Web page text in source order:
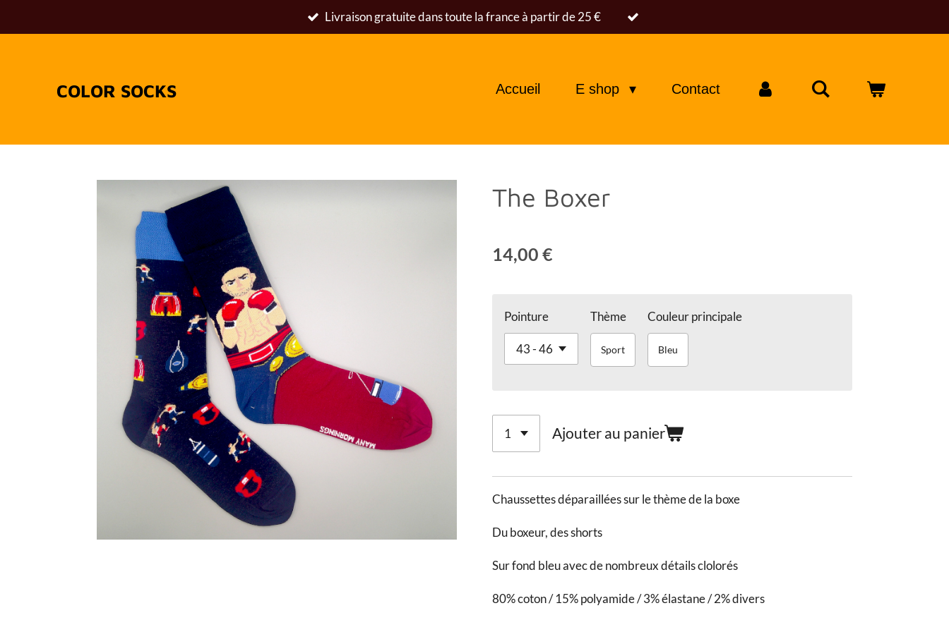
au
Livraison gratuite dans toute la france à partir de 25 €
COLOR SOCKS Accueil E shop Contact
The Boxer
14,00 €
Pointure Thème
Sport
Couleur principale
Bleu
Ajouter au panier
Chaussettes déparaillées sur le thème de la boxe
Du boxeur, des shorts
Sur fond bleu avec de nombreux détails clolorés
80% coton / 15% polyamide / 3% élastane / 2% divers